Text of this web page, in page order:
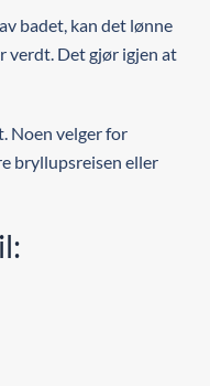
badet, kan det lønne
verdt. Det gjør igjen at
Noen velger for
bryllupsreisen eller